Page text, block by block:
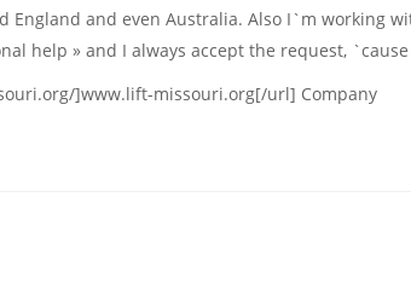
England and even Australia. Also I`m working
help » and I always accept the request,
]www.lift-missouri.org[/url] Company